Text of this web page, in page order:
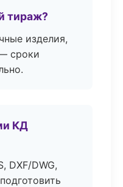
тираж?
изделия,
сроки
КД
DXF/DWG,